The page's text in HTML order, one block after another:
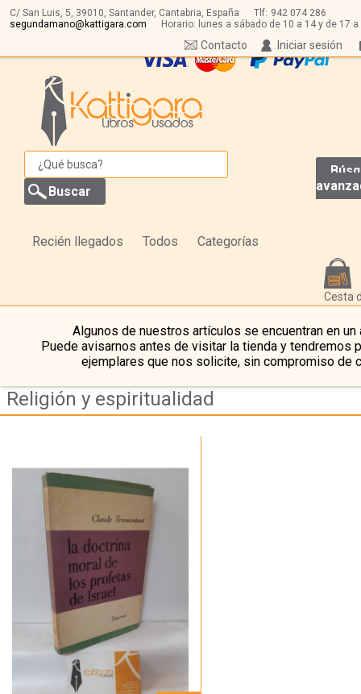
C/ San Luis, 5, 39010, Santander, Cantabria, España Tlf: 942 074 286
segundamano@kattigara.com
Horario: lunes a sábado de 10 a 14 y de 17 a
Iniciar sesión
Contacto
Recién llegados Todos Categorías
Cesta
Algunos de nuestros artículos se encuentran en un
Puede avisarnos antes de visitar la tienda y tendremos
ejemplares que nos solicite, sin compromiso de
Religión y espiritualidad